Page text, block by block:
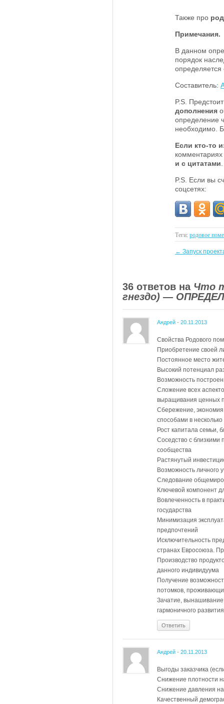
Также про
Примечания.
В данном
порядок
определяется
Составитель:
P.S.
дополнения
определение
необходимо.
Если кто-то
и с цитатами
P.S. Если вы
соцсетях:
Теги: родовое
← Запуск
36 ответов на Что
гнездо) —
Андрей - 20.11.2013
Свойства Родового
Приобретение своей
Постоянное место
Высокий потенциал
Возможность
Сложение всех
выращивания ценных
Сбережение,
способами в несколько
Рост капитала семьи,
Соседство с
сообщества
Растянутый
Возможность личного
Следование
Ключевой компонент
Вовлеченность в
государства
Минимизация
предпочтений
Исключительность
странах Евросоюза.
Производство
данного индивидуума
Получение
потомков,
Зачатие,
гармоничного
Ответить
Андрей - 20.11.2013
Выгоды заказчика
Снижение плотности
Снижение давления
Качественный